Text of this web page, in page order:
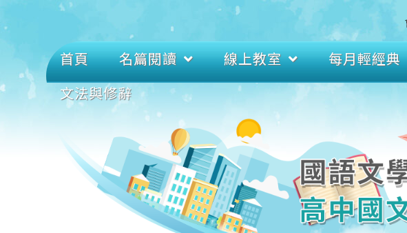
首頁 名篇閱讀 線上教室 每月輕經典
文法與修辭